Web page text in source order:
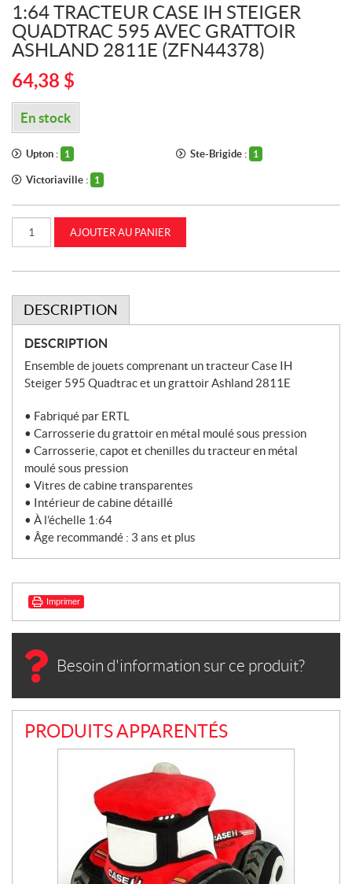
1:64 TRACTEUR CASE IH STEIGER
QUADTRAC 595 AVEC GRATTOIR
ASHLAND 2811E (ZFN44378)
64,38 $
En stock
Upton : 1 Ste-Brigide : 1
Victoriaville : 1
1:64
Case
Steiger
Quadtrac
595
avec
grattoir
2811E
(ZFN44378)
AJOUTER AU PANIER
DESCRIPTION
DESCRIPTION
Ensemble de jouets comprenant un tracteur Case IH
Steiger 595 Quadtrac et un grattoir Ashland 2811E
• Fabriqué par ERTL
• Carrosserie du grattoir en métal moulé sous pression
• Carrosserie, capot et chenilles du tracteur en métal
moulé sous pression
• Vitres de cabine transparentes
• Intérieur de cabine détaillé
• À l’échelle 1:64
• Âge recommandé : 3 ans et plus
Imprimer
Besoin d'information sur ce produit?
PRODUITS APPARENTÉS